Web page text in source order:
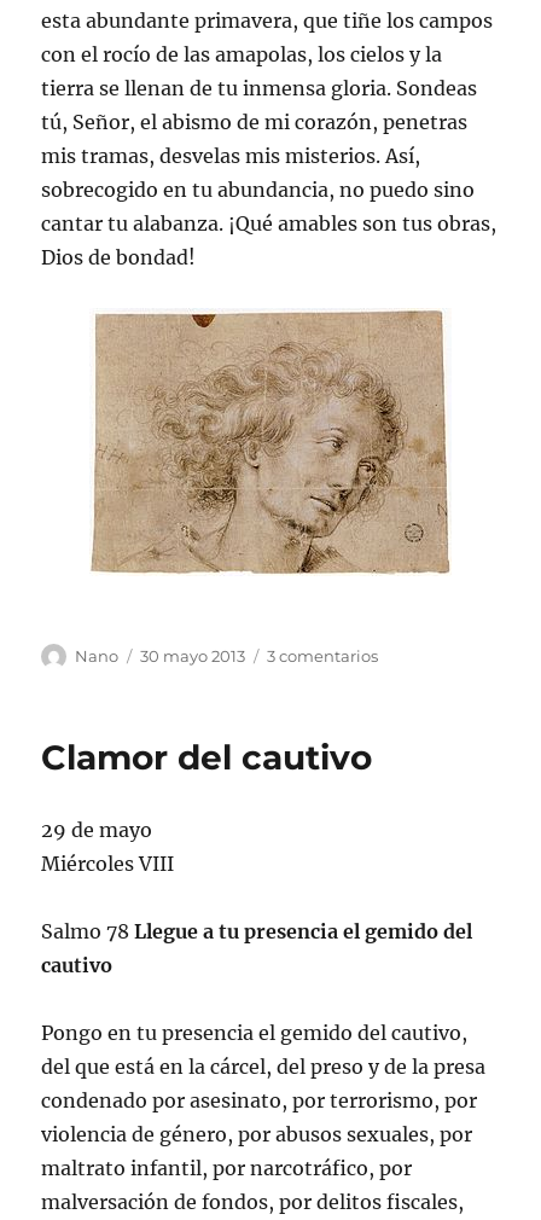
esta abundante primavera, que tiñe los campos
con el rocío de las amapolas, los cielos y la
tierra se llenan de tu inmensa gloria. Sondeas
tú, Señor, el abismo de mi corazón, penetras
mis tramas, desvelas mis misterios. Así,
sobrecogido en tu abundancia, no puedo sino
cantar tu alabanza. ¡Qué amables son tus obras,
Dios de bondad!
Autor
Nano
Publicado
30 mayo 2013 3 comentariosen
Clamor del cautivo
29 de mayo
Miércoles VIII
Salmo 78Llegue a tu presencia el gemido del
cautivo
Pongo en tu presencia el gemido del cautivo,
del que está en la cárcel, del preso y de la presa
condenado por asesinato, por terrorismo, por
violencia de género, por abusos sexuales, por
maltrato infantil, por narcotráfico, por
malversación de fondos, por delitos fiscales,